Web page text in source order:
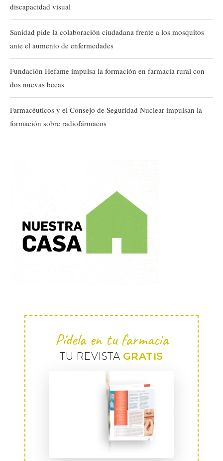
discapacidad visual
Sanidad pide la colaboración ciudadana frente a los mosquitos
ante el aumento de enfermedades
Fundación Hefame impulsa la formación en farmacia rural con
dos nuevas becas
Farmacéuticos y el Consejo de Seguridad Nuclear impulsan la
formación sobre radiofármacos
Pídela en tu farmacia
TU REVISTA GRATIS